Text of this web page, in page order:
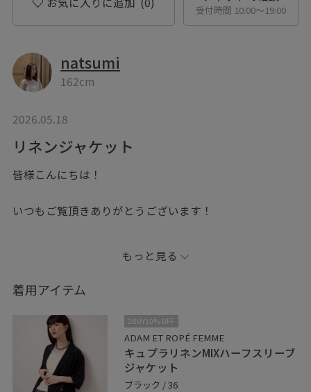
受付時間 10:00〜19:00
natsumi
162cm
2026.05.18
リネンジャケット
皆様こんにちは！
いつもご覧頂きありがとうございます！
リネン混でサラッとしており、夏場も快適に着用出来ま
お仕事でも着用して頂けるデザインで、素材に光沢感も
あるので、きちんと見えもします‼︎
もっと見る
着用アイテム
2BUY10%OFF
ADAM ET ROPÉ FEMME
キュプラリネンMIXハーフスリーブ
ジャケット
ブラック / 36